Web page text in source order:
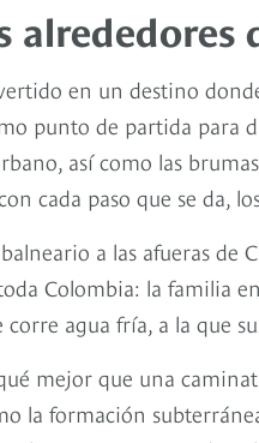
alrededores
en un destino
punto de partida para
así como las
cada paso que se
a las afueras
Colombia: la familia
agua fría, a la que
mejor que una
la formación